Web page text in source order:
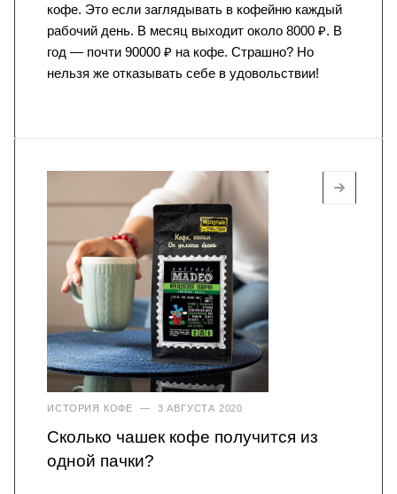
кофе. Это если заглядывать в кофейню каждый
рабочий день. В месяц выходит около 8000 ₽. В
год — почти 90000 ₽ на кофе. Страшно? Но
нельзя же отказывать себе в удовольствии!
ИСТОРИЯ КОФЕ — 3 АВГУСТА 2020
Сколько чашек кофе получится из
одной пачки?